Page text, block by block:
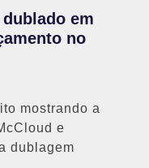
em
no
mostrando a
e
dublagem